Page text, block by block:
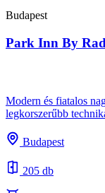
Budapest
Park Inn By
Modern és fiatalos
legkorszerűbb
Budapest
205 db